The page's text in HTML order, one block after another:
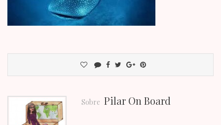
Sobre Pilar On Board